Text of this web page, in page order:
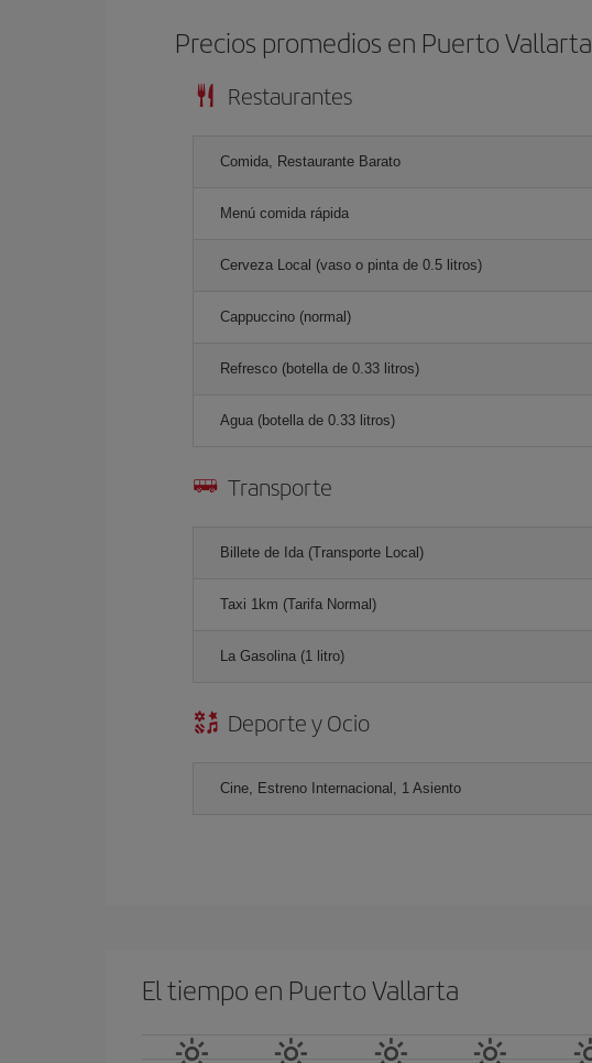
Precios promedios en Puerto Vallarta
Restaurantes
Comida, Restaurante Barato
Menú comida rápida
Cerveza Local (vaso o pinta de 0.5 litros)
Cappuccino (normal)
Refresco (botella de 0.33 litros)
Agua (botella de 0.33 litros)
Transporte
Billete de Ida (Transporte Local)
Taxi 1km (Tarifa Normal)
La Gasolina (1 litro)
Deporte y Ocio
Cine, Estreno Internacional, 1 Asiento
El tiempo en Puerto Vallarta